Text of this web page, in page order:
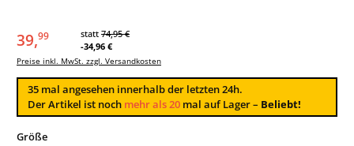
39,99 statt 74,95 €
-34,96 €
Preise inkl. MwSt. zzgl. Versandkosten
35 mal angesehen innerhalb der letzten 24h.
Der Artikel ist noch mehr als 20 mal auf Lager – Beliebt!
Größeauswählen